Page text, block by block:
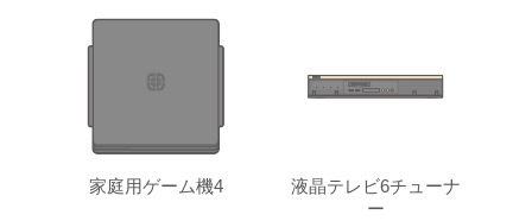
家庭用ゲーム機4
液晶テレビ6チューナ
ー